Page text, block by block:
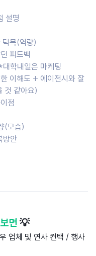
설명
덕목(역량)
피드백
학내일은 마케팅
이해도 + 에이전시와 잘
것 같아요)
점
(모습)
방안
면 💡
업체 및 연사 컨택 / 행사